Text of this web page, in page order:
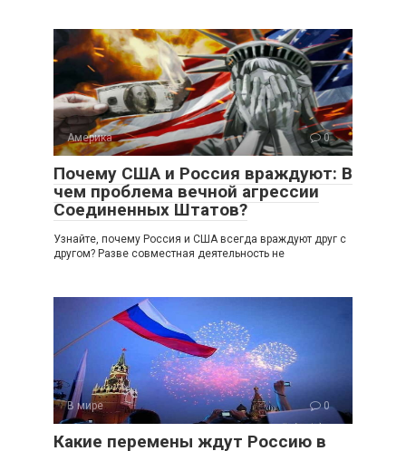
Америка 0
Почему США и Россия враждуют: В
чем проблема вечной агрессии
Соединенных Штатов?
Узнайте, почему Россия и США всегда враждуют друг с
другом? Разве совместная деятельность не
В мире 0
Какие перемены ждут Россию в